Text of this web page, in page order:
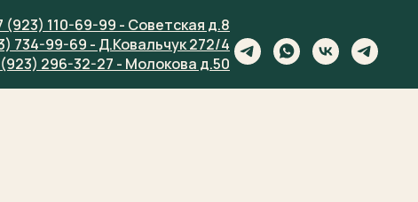
(923) 110-69-99 - Советская д.8
734-99-69 - Д.Ковальчук 272/4
(923) 296-32-27 - Молокова д.50